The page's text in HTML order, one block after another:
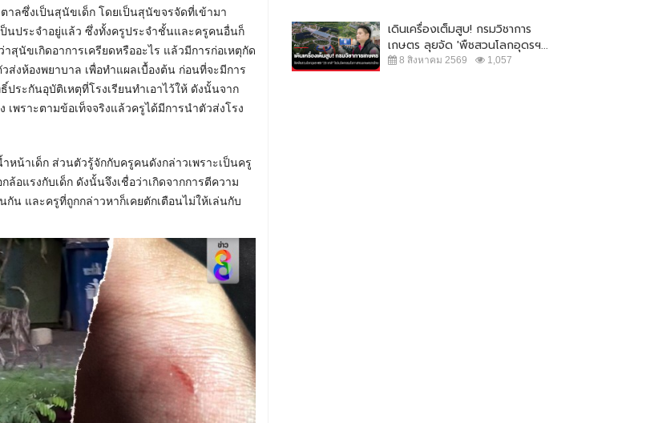
าลซึ่งเป็นสุนัขเด็ก โดยเป็นสุนัขจรจัดที่เข้ามา
นประจำอยู่แล้ว ซึ่งทั้งครูประจำชั้นและครูคนอื่นก็
สุนัขเกิดอาการเครียดหรืออะไร แล้วมีการก่อเหตุกัด
งห้องพยาบาล เพื่อทำแผลเบื้องต้น ก่อนที่จะมีการ
ระกันอุบัติเหตุที่โรงเรียนทำเอาไว้ให้ ดังนั้นจาก
เพราะตามข้อเท็จจริงแล้วครูได้มีการนำตัวส่งโรง
น้าเด็ก ส่วนตัวรู้จักกับครูคนดังกล่าวเพราะเป็นครู
อแรงกับเด็ก ดังนั้นจึงเชื่อว่าเกิดจากการตีความ
น และครูที่ถูกกล่าวหาก็เคยตักเตือนไม่ให้เล่นกับ
เดินเครื่องเต็มสูบ! กรมวิชาการ
เกษตร ลุยจัด 'พืชสวนโลกอุดรฯ...
8 สิงหาคม 2569 1,057